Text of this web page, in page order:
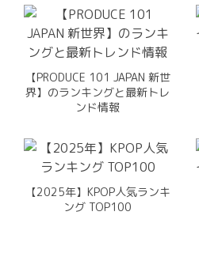
【PRODUCE 101 JAPAN 新世
界】のランキングと最新トレ
ンド情報
【2025年】KPOP人気ランキ
ング TOP100